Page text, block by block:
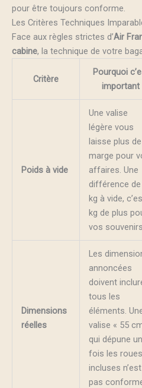
pour être toujours conforme.
Les Critères Techniques
Face aux règles strictes d’Air
cabine, la technique de votre
Critère
Pourquoi
important
Poids à vide
Une valise
légère vous
laisse plus de
marge pour
affaires. Une
différence de
kg à vide,
kg de plus
vos
Dimensions
réelles
Les
annoncées
doivent
tous les
éléments.
valise « 55
qui dépune
fois les roues
incluses n’est
pas